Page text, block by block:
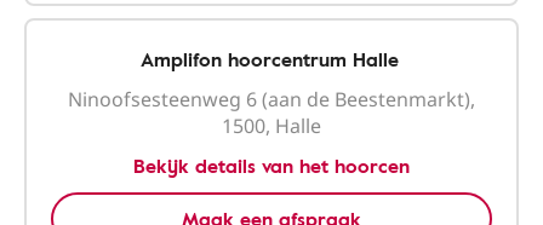
Amplifon hoorcentrum Halle
Ninoofsesteenweg 6 (aan de Beestenmarkt),
1500, Halle
Bekijk details van het hoorcen
Maak een afspraak